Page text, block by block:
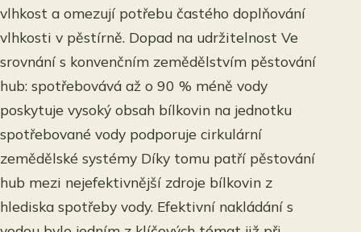
vlhkost a omezují potřebu častého doplňování
vlhkosti v pěstírně. Dopad na udržitelnost Ve
srovnání s konvenčním zemědělstvím pěstování
hub: spotřebovává až o 90 % méně vody
poskytuje vysoký obsah bílkovin na jednotku
spotřebované vody podporuje cirkulární
zemědělské systémy Díky tomu patří pěstování
hub mezi nejefektivnější zdroje bílkovin z
hlediska spotřeby vody. Efektivní nakládání s